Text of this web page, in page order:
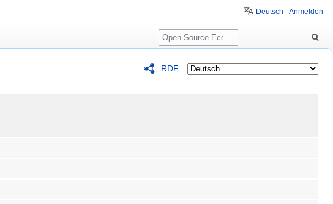
RDF
Deutsch Anmelden
Suche